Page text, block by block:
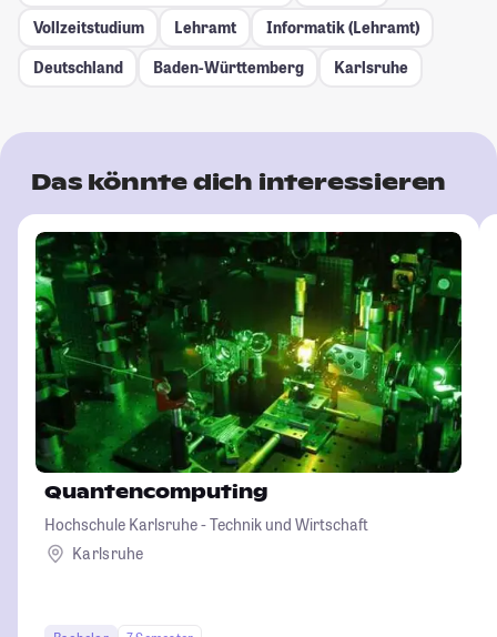
Vollzeitstudium
Lehramt
Informatik (Lehramt)
Deutschland
Baden-Württemberg Karlsruhe
Das könnte dich interessieren
Quantencomputing
Hochschule Karlsruhe - Technik und Wirtschaft
Karlsruhe